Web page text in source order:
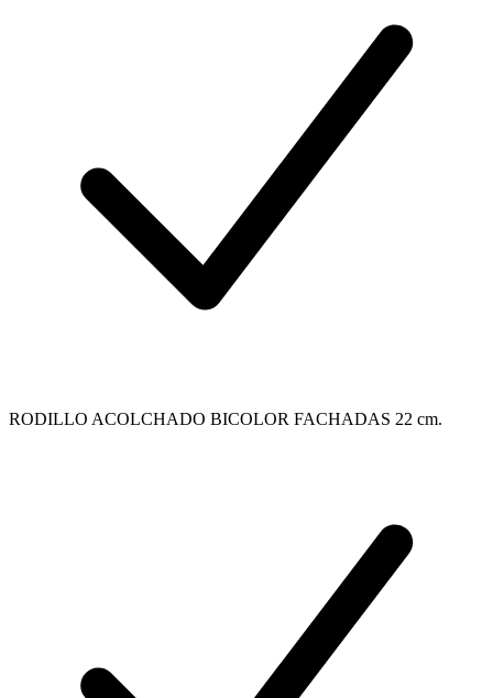
RODILLO ACOLCHADO BICOLOR FACHADAS 22 cm.